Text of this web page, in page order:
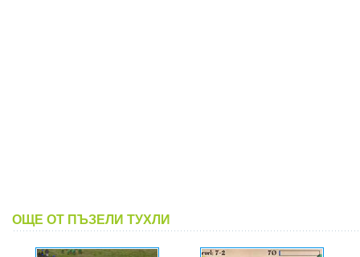
ОЩЕ ОТ ПЪЗЕЛИ ТУХЛИ